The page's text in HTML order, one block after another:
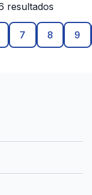
resultados
7 8 9